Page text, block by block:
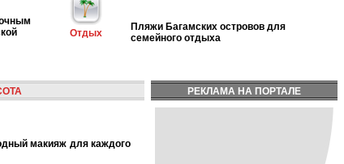
Отдых
Пляжи Багамских островов для
семейного отдыха
РЕКЛАМА НА ПОРТАЛЕ